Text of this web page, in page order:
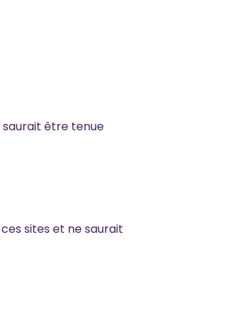
saurait être tenue
sites et ne saurait